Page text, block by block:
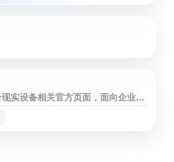
实设备相关官方页面，面向企业、
、应用场景与解决方案介绍。页面
程协作等领域的应用，帮助用户了